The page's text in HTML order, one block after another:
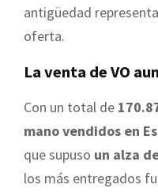
antigüedad
oferta.
La venta de VO
Con un total de
mano vendidos en
que supuso un alza
los más entregados